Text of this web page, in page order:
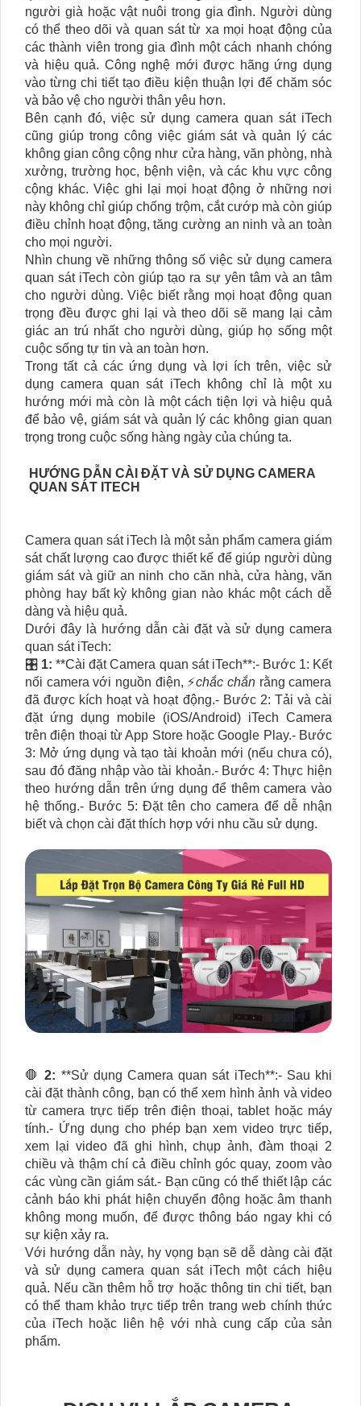
người già hoặc vật nuôi trong gia đình. Người dùng
có thể theo dõi và quan sát từ xa mọi hoạt động của
các thành viên trong gia đình một cách nhanh chóng
và hiệu quả. Công nghệ mới được hãng ứng dụng
vào từng chi tiết tạo điều kiện thuận lợi để chăm sóc
và bảo vệ cho người thân yêu hơn.
Bên cạnh đó, việc sử dụng camera quan sát iTech
cũng giúp trong công việc giám sát và quản lý các
không gian công cộng như cửa hàng, văn phòng, nhà
xưởng, trường học, bệnh viện, và các khu vực công
cộng khác. Việc ghi lại mọi hoạt động ở những nơi
này không chỉ giúp chống trộm, cắt cướp mà còn giúp
điều chỉnh hoạt động, tăng cường an ninh và an toàn
cho mọi người.
Nhìn chung về những thông số việc sử dụng camera
quan sát iTech còn giúp tạo ra sự yên tâm và an tâm
cho người dùng. Việc biết rằng mọi hoạt động quan
trọng đều được ghi lại và theo dõi sẽ mang lại cảm
giác an trú nhất cho người dùng, giúp họ sống một
cuộc sống tự tin và an toàn hơn.
Trong tất cả các ứng dụng và lợi ích trên, việc sử
dụng camera quan sát iTech không chỉ là một xu
hướng mới mà còn là một cách tiện lợi và hiệu quả
để bảo vệ, giám sát và quản lý các không gian quan
trọng trong cuộc sống hàng ngày của chúng ta.
HƯỚNG DẪN CÀI ĐẶT VÀ SỬ DỤNG CAMERA
QUAN SÁT ITECH
Camera quan sát iTech là một sản phẩm camera giám
sát chất lượng cao được thiết kế để giúp người dùng
giám sát và giữ an ninh cho căn nhà, cửa hàng, văn
phòng hay bất kỳ không gian nào khác một cách dễ
dàng và hiệu quả.
Dưới đây là hướng dẫn cài đặt và sử dụng camera
quan sát iTech:
🎛 1: **Cài đặt Camera quan sát iTech**:- Bước 1: Kết
nối camera với nguồn điện, ️⚡chắc chắnrằng camera
đã được kích hoạt và hoạt động.- Bước 2: Tải và cài
đặt ứng dụng mobile (iOS/Android) iTech Camera
trên điện thoại từ App Store hoặc Google Play.- Bước
3: Mở ứng dụng và tạo tài khoản mới (nếu chưa có),
sau đó đăng nhập vào tài khoản.- Bước 4: Thực hiện
theo hướng dẫn trên ứng dụng để thêm camera vào
hệ thống.- Bước 5: Đặt tên cho camera để dễ nhận
biết và chọn cài đặt thích hợp với nhu cầu sử dụng.
🛑2: **Sử dụng Camera quan sát iTech**:- Sau khi
cài đặt thành công, bạn có thể xem hình ảnh và video
từ camera trực tiếp trên điện thoại, tablet hoặc máy
tính.- Ứng dụng cho phép bạn xem video trực tiếp,
xem lại video đã ghi hình, chụp ảnh, đàm thoại 2
chiều và thậm chí cả điều chỉnh góc quay, zoom vào
các vùng cần giám sát.- Bạn cũng có thể thiết lập các
cảnh báo khi phát hiện chuyển động hoặc âm thanh
không mong muốn, để được thông báo ngay khi có
sự kiện xảy ra.
Với hướng dẫn này, hy vọng bạn sẽ dễ dàng cài đặt
và sử dụng camera quan sát iTech một cách hiệu
quả. Nếu cần thêm hỗ trợ hoặc thông tin chi tiết, bạn
có thể tham khảo trực tiếp trên trang web chính thức
của iTech hoặc liên hệ với nhà cung cấp của sản
phẩm.